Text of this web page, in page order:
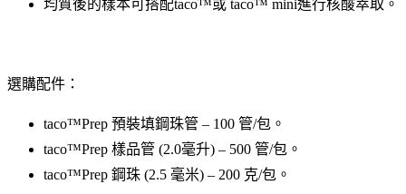
均質後的樣本可搭配taco™或 taco™ mini進行核酸萃取。
選購配件：
taco™Prep 預裝填鋼珠管 – 100 管/包。
taco™Prep 樣品管 (2.0毫升) – 500 管/包。
taco™Prep 鋼珠 (2.5 毫米) – 200 克/包。